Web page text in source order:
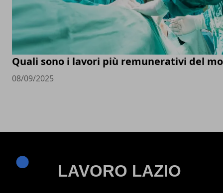
Quali sono i lavori più remunerativi del
08/09/2025